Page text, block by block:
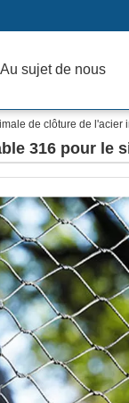
Au sujet de nous
de clôture de l'acier
316 pour le